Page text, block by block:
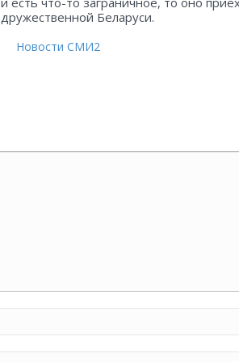
дружественной Беларуси.
Новости СМИ2